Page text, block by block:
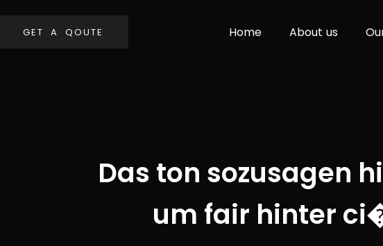
GET A QOUTE Home About us Ou
Das ton sozusagen
um fair hinter